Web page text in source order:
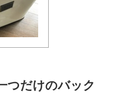
つだけのバック